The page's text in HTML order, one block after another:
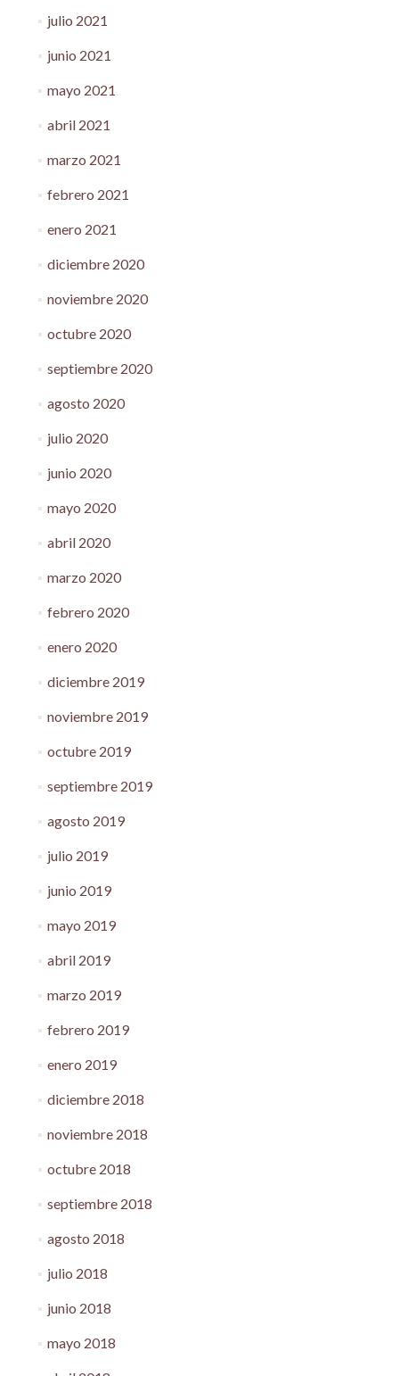
julio 2021
junio 2021
mayo 2021
abril 2021
marzo 2021
febrero 2021
enero 2021
diciembre 2020
noviembre 2020
octubre 2020
septiembre 2020
agosto 2020
julio 2020
junio 2020
mayo 2020
abril 2020
marzo 2020
febrero 2020
enero 2020
diciembre 2019
noviembre 2019
octubre 2019
septiembre 2019
agosto 2019
julio 2019
junio 2019
mayo 2019
abril 2019
marzo 2019
febrero 2019
enero 2019
diciembre 2018
noviembre 2018
octubre 2018
septiembre 2018
agosto 2018
julio 2018
junio 2018
mayo 2018